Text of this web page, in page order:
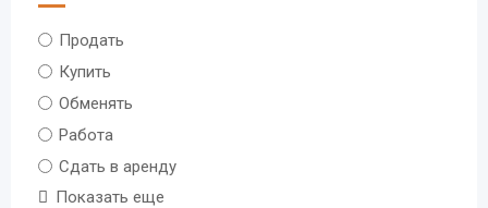
Продать
Купить
Обменять
Работа
Сдать в аренду
Показать еще